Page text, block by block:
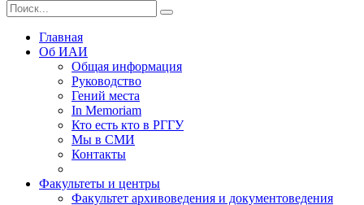
Главная
Об ИАИ
Общая информация
Руководство
Гений места
In Memoriam
Кто есть кто в РГГУ
Мы в СМИ
Контакты
Факультеты и центры
Факультет архивоведения и документоведения